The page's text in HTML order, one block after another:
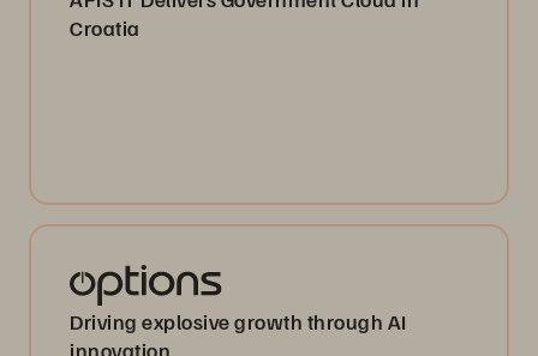
Croatia
Driving explosive growth through AI
innovation